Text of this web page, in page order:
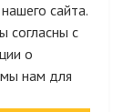
на сайте
сайта.
согласны с
о
нам для